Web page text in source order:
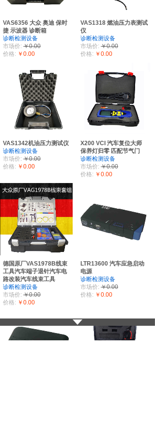
VAS6356 大众 奥迪 保时
捷 示波器 诊断箱
诊断检测设备
市场价: ￥0.00
价格: ￥0.00
VAS1318 燃油压力表测试
仪
诊断检测设备
市场价: ￥0.00
价格: ￥0.00
VAS1342机油压力测试仪
诊断检测设备
市场价: ￥0.00
价格: ￥0.00
X200 VCI 汽车复位大师
保养灯归零 匹配节气门
诊断检测设备
市场价: ￥0.00
价格: ￥0.00
德国原厂VAS1978B线束
工具汽车端子退针汽车电
路改装汽车线束工具
诊断检测设备
市场价: ￥0.00
价格: ￥0.00
LTR13600 汽车应急启动
电源
诊断检测设备
市场价: ￥0.00
价格: ￥0.00